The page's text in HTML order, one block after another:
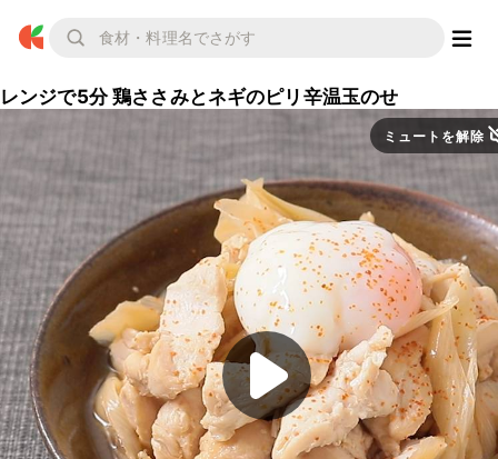
レンジで5分 鶏ささみとネギのピリ辛温玉のせ
ミュートを解除